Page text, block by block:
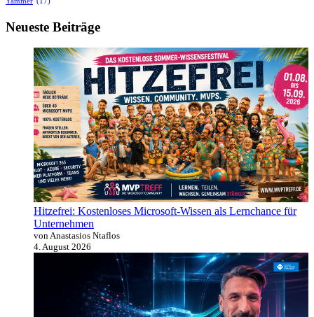
Neueste Beiträge
Hitzefrei: Kostenloses Microsoft-Wissen als Lernchance für
Unternehmen
von Anastasios Ntaflos
4. August 2026